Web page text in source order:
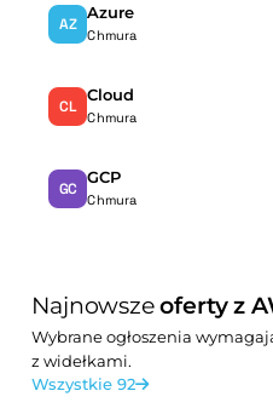
AZ
Azure
Chmura
CL
Cloud
Chmura
GC
GCP
Chmura
Najnowszeoferty z
Wybrane ogłoszenia
z widełkami.
Wszystkie 92